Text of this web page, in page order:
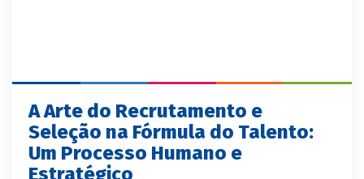
A Arte do Recrutamento e
Seleção na Fórmula do Talento:
Um Processo Humano e
Estratégico